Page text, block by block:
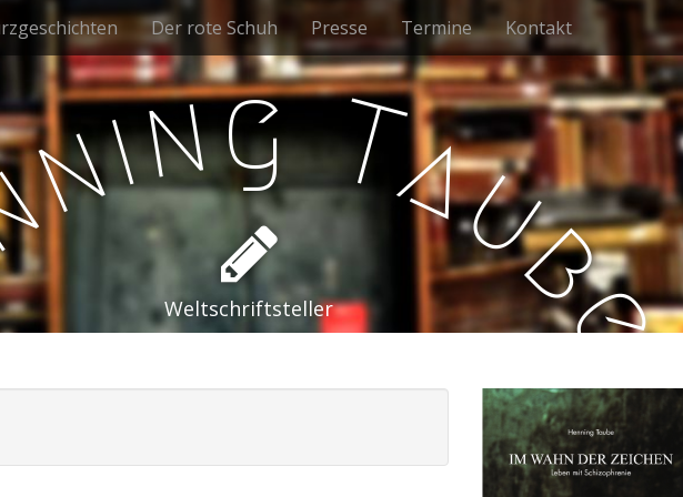
Der rote Schuh Presse Termine Kontakt
n
ing Ta
u
b
e
Weltschriftsteller